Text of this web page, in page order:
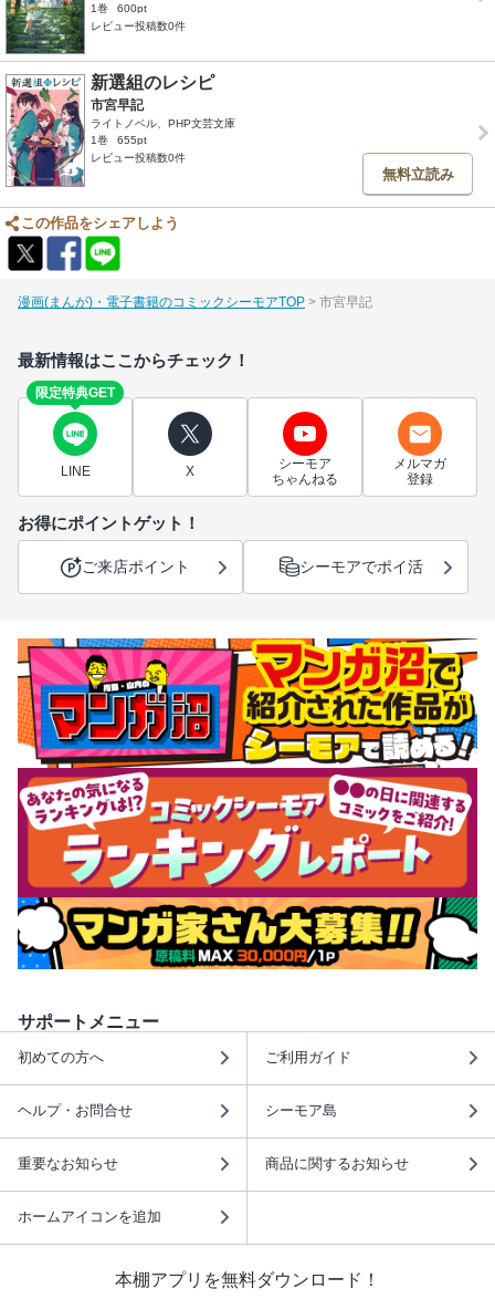
1巻
600pt
レビュー投稿数0件
新選組のレシピ
市宮早記
ライトノベル、PHP文芸文庫
1巻
655pt
レビュー投稿数0件
無料立読み
この作品をシェアしよう
漫画(まんが)・電子書籍のコミックシーモアTOP 市宮早記
最新情報はここからチェック！
限定特典GET
LINE X
シーモア
ちゃんねる
メルマガ
登録
お得にポイントゲット！
ご来店ポイント シーモアでポイ活
サポートメニュー
初めての方へ ご利用ガイド
ヘルプ・お問合せ シーモア島
重要なお知らせ 商品に関するお知らせ
ホームアイコンを追加
本棚アプリを無料ダウンロード！